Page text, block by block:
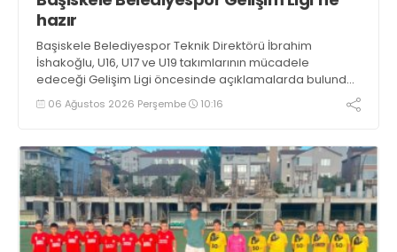
hazır
Başiskele Belediyespor Teknik Direktörü İbrahim
İshakoğlu, U16, U17 ve U19 takımlarının mücadele
edeceği Gelişim Ligi öncesinde açıklamalarda bulundu.
Genç oyuncuların gelişimine dikkat çeken İshakoğlu,
hedeflerinin sadece sonuç almak değil, Türk futboluna
06 Ağustos 2026 Perşembe 10:16